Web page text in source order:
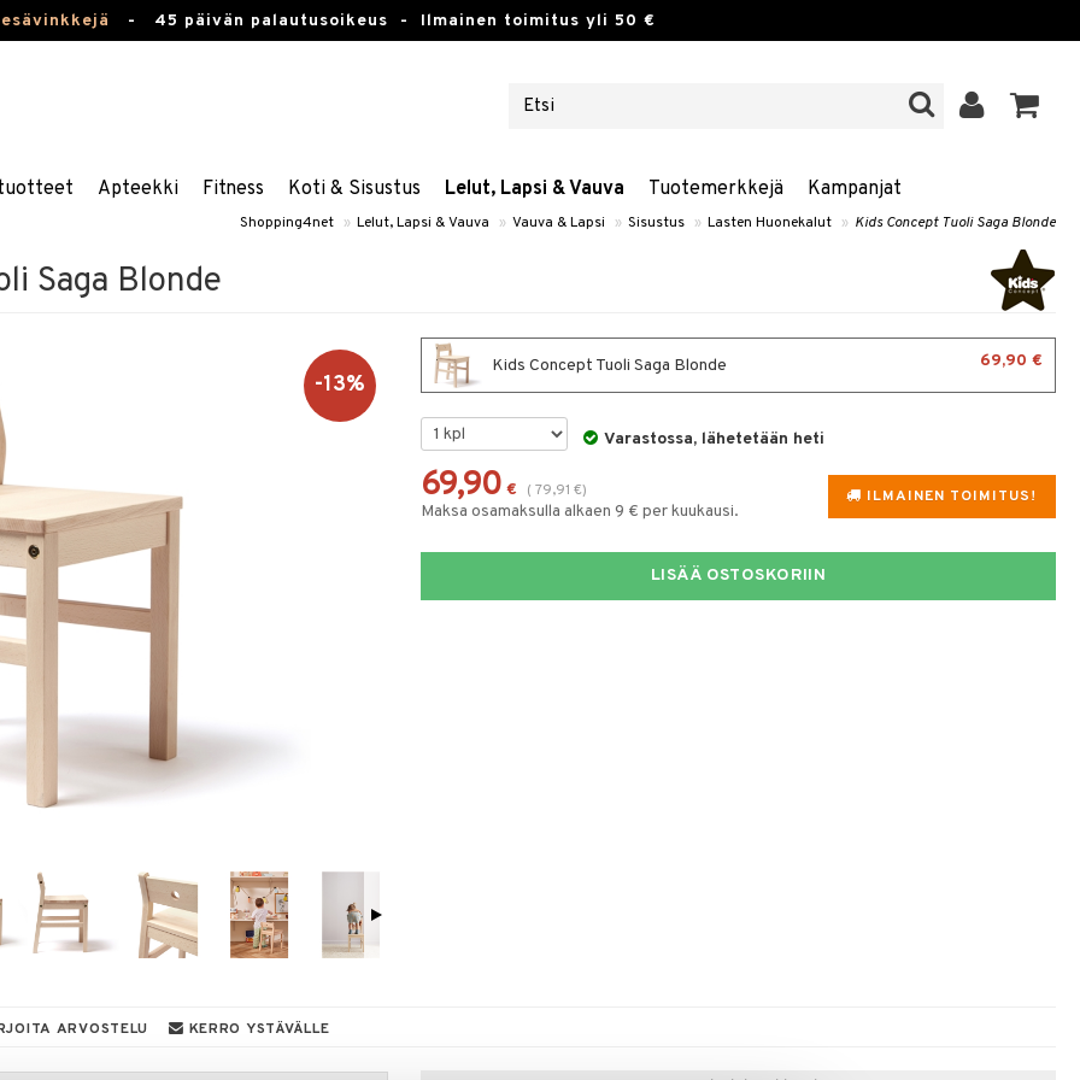
- 45 päivän palautusoikeus - Ilmainen toimitus yli 50 €
Apteekki Fitness Koti & Sisustus Lelut, Lapsi & Vauva Tuotemerkkejä Kampanjat
Shopping4net » Lelut, Lapsi & Vauva » Vauva & Lapsi » Sisustus » Lasten Huonekalut » Kids Concept Tuoli Saga Blonde
Saga Blonde
-13%
Kids Concept Tuoli Saga Blonde 69,90 €
Varastossa, lähetetään heti
ILMAINEN TOIMITUS!
69,90 € ( 79,91 €)
Maksa osamaksulla alkaen 9 € per kuukausi.
LISÄÄ OSTOSKORIIN
ARVOSTELU KERRO YSTÄVÄLLE